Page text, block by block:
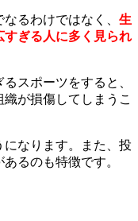
るわけではなく、 生
すぎる人に多く見られ
スポーツをすると、
が損傷してしまうこ
なります。また、投
るのも特徴です。